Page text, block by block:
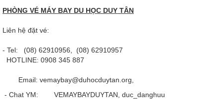
PHÒNG VÉ MÁY BAY DU HỌC DUY TÂN
Liên hệ đặt vé:
- Tel: (08) 62910956, (08) 62910957
HOTLINE: 0908 345 887
Email: vemaybay@duhocduytan.org,
- Chat YM: VEMAYBAYDUYTAN, duc_danghuu